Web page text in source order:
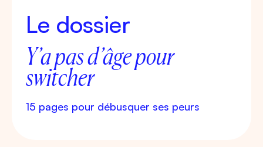
Le dossier
Y’a pas d’âge pour
switcher
15 pages pour débusquer ses peurs